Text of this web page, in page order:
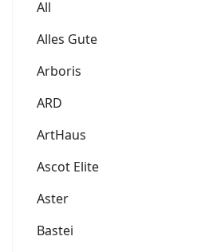
All
Alles Gute
Arboris
ARD
ArtHaus
Ascot Elite
Aster
Bastei